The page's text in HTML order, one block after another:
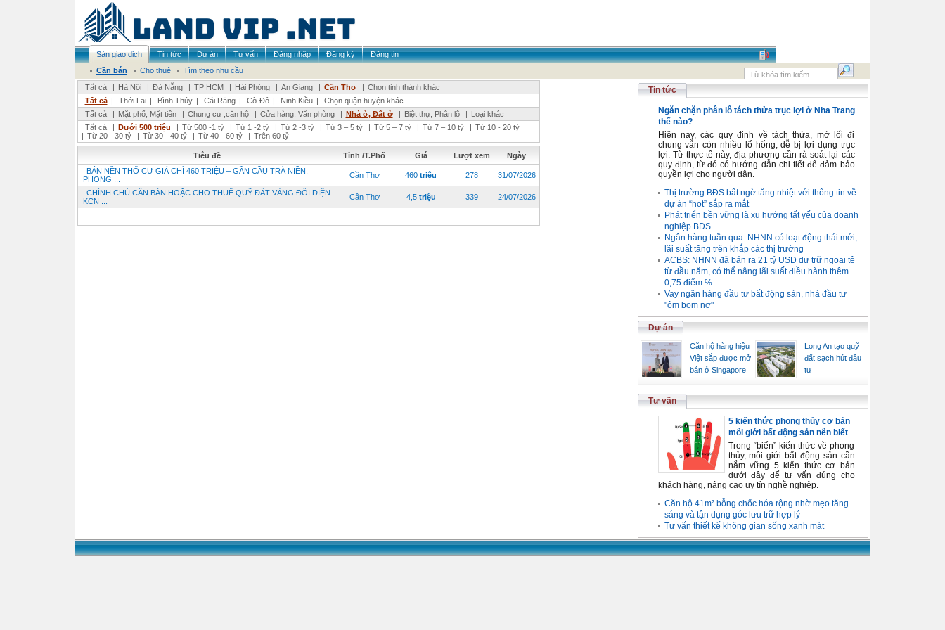
Sàn giao dịch Tin tức Dự án Tư vấn Đăng nhập Đăng ký
Đăng tin
Cần bán
Cho thuê
Tìm theo nhu cầu
Tất cả
| Hà Nội | Đà Nẵng | TP HCM | Hải Phòng | An Giang | Cần Thơ | Chọn tỉnh thành khác
Tất cả | Thới Lai | Bình Thủy | Cái Răng | Cờ Đỏ | Ninh Kiều |
Chọn quận huyện khác
Tất cả
| Mặt phố, Mặt tiền | Chung cư ,căn hộ | Cửa hàng, Văn phòng | Nhà ở, Đất ở | Biệt thự, Phân lô | Loại khác
Tất cả
| Dưới 500 triệu | Từ 500 -1 tỷ | Từ 1 -2 tỷ | Từ 2 -3 tỷ | Từ 3 – 5 tỷ | Từ 5 – 7 tỷ | Từ 7 – 10 tỷ | Từ 10 - 20 tỷ
| Từ 20 - 30 tỷ | Từ 30 - 40 tỷ | Từ 40 - 60 tỷ | Trên 60 tỷ
Tiêu đề Tỉnh /T.Phố Giá Lượt xem
Ngày
BÁN NỀN THỔ CƯ GIÁ CHỈ 460 TRIỆU – GẦN CẦU TRÀ NIỀN,
PHONG ...
Cần Thơ 460 triệu 278 31/07/2026
CHÍNH CHỦ CẦN BÁN HOẶC CHO THUÊ QUỸ ĐẤT VÀNG ĐỐI DIỆN
KCN ...
Cần Thơ 4,5 triệu 339 24/07/2026
Tin tức
Ngăn chặn phân lô tách thửa trục lợi ở Nha Trang
thế nào?
Hiện nay, các quy định về tách thửa, mở lối đi
chung vẫn còn nhiều lổ hổng, dễ bị lợi dụng trục
lợi. Từ thực tế này, địa phương cần rà soát lại các
quy định, từ đó có hướng dẫn chi tiết để đảm bảo
quyền lợi cho người dân.
Thị trường BĐS bất ngờ tăng nhiệt với thông tin về
dự án “hot” sắp ra mắt
Phát triển bền vững là xu hướng tất yếu của doanh
nghiệp BĐS
Ngân hàng tuần qua: NHNN có loạt động thái mới,
lãi suất tăng trên khắp các thị trường
ACBS: NHNN đã bán ra 21 tỷ USD dự trữ ngoại tệ
từ đầu năm, có thể nâng lãi suất điều hành thêm
0,75 điểm %
Vay ngân hàng đầu tư bất động sản, nhà đầu tư
"ôm bom nợ"
Dự án
Căn hộ hàng hiệu
Việt sắp được mở
bán ở Singapore
Long An tạo quỹ
đất sạch hút đầu
tư
Tư vấn
5 kiến thức phong thủy cơ bản
môi giới bất động sản nên biết
Trong “biển” kiến thức về phong
thủy, môi giới bất động sản cần
nắm vững 5 kiến thức cơ bản
dưới đây để tư vấn đúng cho
khách hàng, nâng cao uy tín nghề nghiệp.
Căn hộ 41m² bỗng chốc hóa rộng nhờ mẹo tăng
sáng và tận dụng góc lưu trữ hợp lý
Tư vấn thiết kế không gian sống xanh mát